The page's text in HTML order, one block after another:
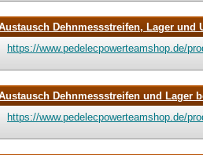
Dehnmessstreifen, Lager
https://www.pedelecpowerteamshop.de/
Dehnmessstreifen und Lager
https://www.pedelecpowerteamshop.de/